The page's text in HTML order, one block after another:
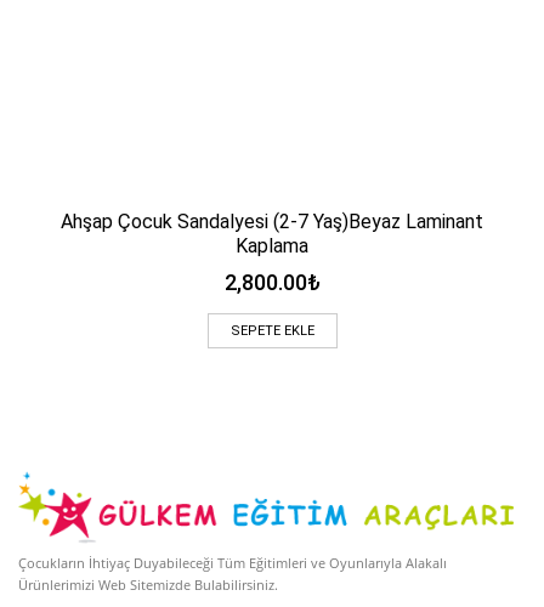
Ahşap Çocuk Sandalyesi (2-7 Yaş)Beyaz Laminant
Kaplama
2,800.00₺
SEPETE EKLE
Çocukların İhtiyaç Duyabileceği Tüm Eğitimleri ve Oyunlarıyla Alakalı
Ürünlerimizi Web Sitemizde Bulabilirsiniz.